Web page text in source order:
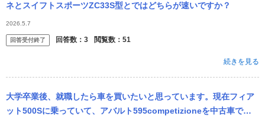
ネとスイフトスポーツZC33S型とではどちらが速いですか？
2026.5.7
回答受付終了 回答数： 3 閲覧数： 51
続きを見る
大学卒業後、就職したら車を買いたいと思っています。現在フィア
ット500Sに乗っていて、アバルト595competizioneを中古車で買